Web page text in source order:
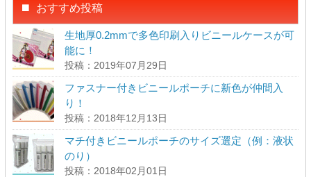
おすすめ投稿
生地厚0.2mmで多色印刷入りビニールケースが可
能に！
投稿：2019年07月29日
ファスナー付きビニールポーチに新色が仲間入
り！
投稿：2018年12月13日
マチ付きビニールポーチのサイズ選定（例：液状
のり）
投稿：2018年02月01日